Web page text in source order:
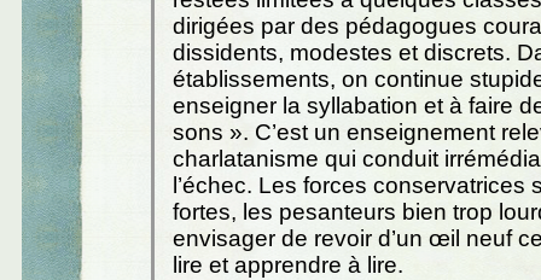
dirigées par des pédagogues
dissidents, modestes et discrets.
établissements, on continue
enseigner la syllabation et à faire
sons ». C’est un enseignement
charlatanisme qui conduit
l’échec. Les forces conservatrices
fortes, les pesanteurs bien trop
envisager de revoir d’un œil neuf
lire et apprendre à lire.